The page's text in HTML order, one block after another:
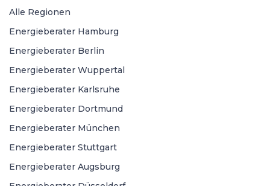
Alle Regionen
Energieberater Hamburg
Energieberater Berlin
Energieberater Wuppertal
Energieberater Karlsruhe
Energieberater Dortmund
Energieberater München
Energieberater Stuttgart
Energieberater Augsburg